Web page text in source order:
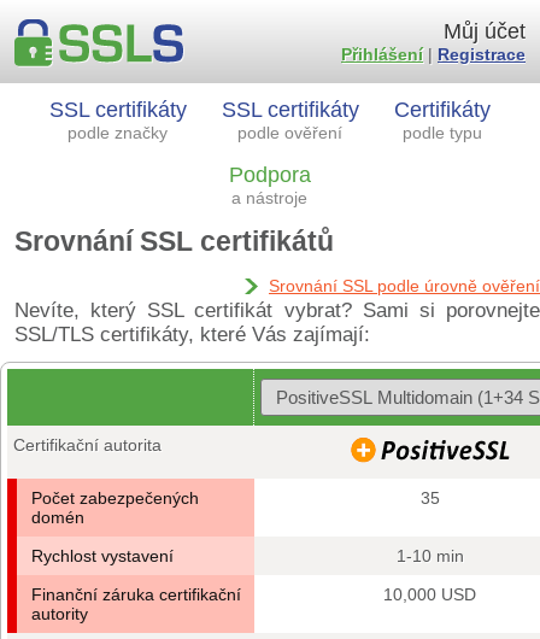
SSL certifikáty
podle značky
SSL certifikáty
podle ověření
Certifikáty
podle typu
Podpora
a nástroje
Můj účet
Přihlášení| Registrace
Srovnání SSL certifikátů
Srovnání SSL podle úrovně ověření
Nevíte, který SSL certifikát vybrat? Sami si porovnejte
SSL/TLS certifikáty, které Vás zajímají:
Certifikační autorita
Počet zabezpečených
domén
35
Rychlost vystavení
1-10 min
Finanční záruka certifikační
autority
10,000 USD